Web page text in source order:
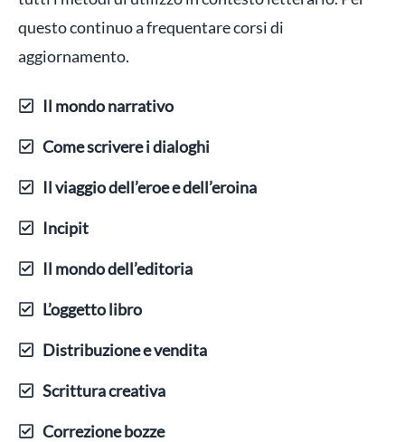
questo continuo a frequentare corsi di
aggiornamento.
Il mondo narrativo
Come scrivere i dialoghi
Il viaggio dell’eroe e dell’eroina
Incipit
Il mondo dell’editoria
L’oggetto libro
Distribuzione e vendita
Scrittura creativa
Correzione bozze